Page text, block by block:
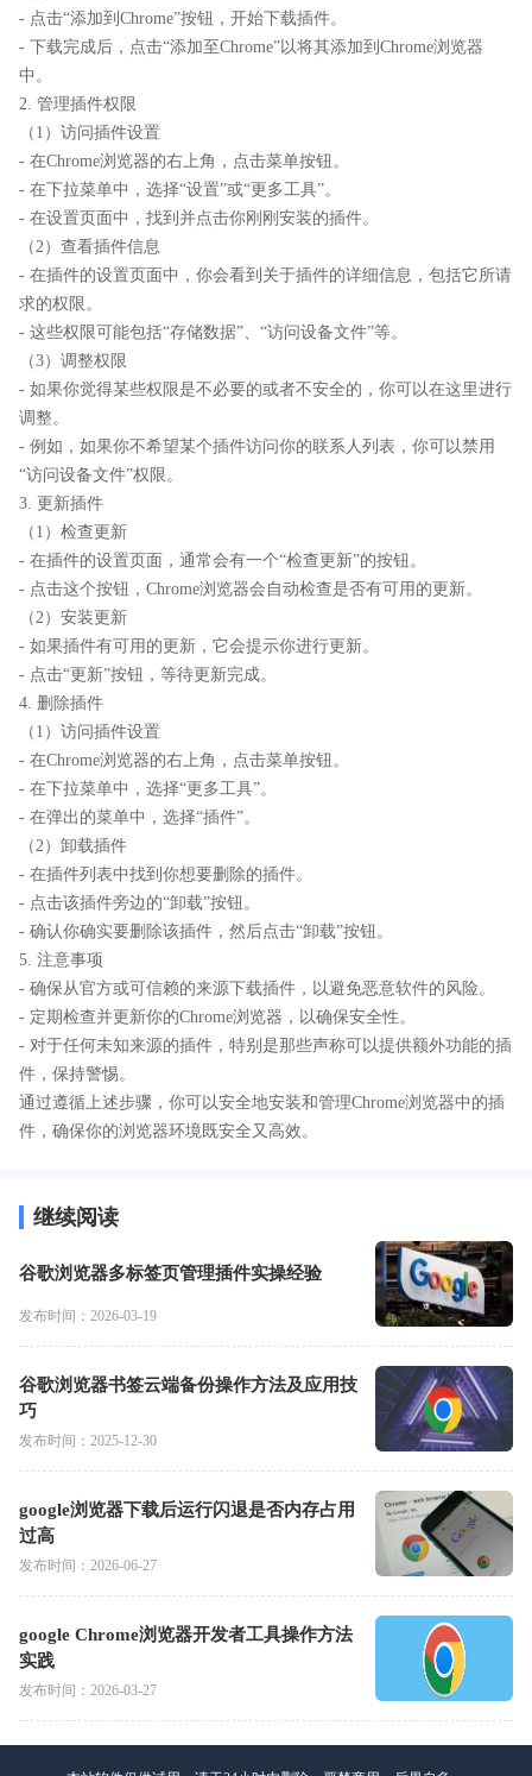
- 点击“添加到Chrome”按钮，开始下载插件。
- 下载完成后，点击“添加至Chrome”以将其添加到Chrome浏览器
中。
2. 管理插件权限
（1）访问插件设置
- 在Chrome浏览器的右上角，点击菜单按钮。
- 在下拉菜单中，选择“设置”或“更多工具”。
- 在设置页面中，找到并点击你刚刚安装的插件。
（2）查看插件信息
- 在插件的设置页面中，你会看到关于插件的详细信息，包括它所请
求的权限。
- 这些权限可能包括“存储数据”、“访问设备文件”等。
（3）调整权限
- 如果你觉得某些权限是不必要的或者不安全的，你可以在这里进行
调整。
- 例如，如果你不希望某个插件访问你的联系人列表，你可以禁用
“访问设备文件”权限。
3. 更新插件
（1）检查更新
- 在插件的设置页面，通常会有一个“检查更新”的按钮。
- 点击这个按钮，Chrome浏览器会自动检查是否有可用的更新。
（2）安装更新
- 如果插件有可用的更新，它会提示你进行更新。
- 点击“更新”按钮，等待更新完成。
4. 删除插件
（1）访问插件设置
- 在Chrome浏览器的右上角，点击菜单按钮。
- 在下拉菜单中，选择“更多工具”。
- 在弹出的菜单中，选择“插件”。
（2）卸载插件
- 在插件列表中找到你想要删除的插件。
- 点击该插件旁边的“卸载”按钮。
- 确认你确实要删除该插件，然后点击“卸载”按钮。
5. 注意事项
- 确保从官方或可信赖的来源下载插件，以避免恶意软件的风险。
- 定期检查并更新你的Chrome浏览器，以确保安全性。
- 对于任何未知来源的插件，特别是那些声称可以提供额外功能的插
件，保持警惕。
通过遵循上述步骤，你可以安全地安装和管理Chrome浏览器中的插
件，确保你的浏览器环境既安全又高效。
继续阅读
谷歌浏览器多标签页管理插件实操经验
发布时间：2026-03-19
谷歌浏览器书签云端备份操作方法及应用技
巧
发布时间：2025-12-30
google浏览器下载后运行闪退是否内存占用
过高
发布时间：2026-06-27
google Chrome浏览器开发者工具操作方法
实践
发布时间：2026-03-27